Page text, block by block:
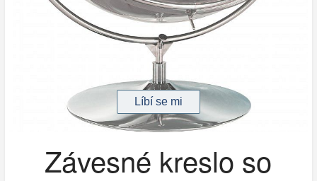
Závesné kreslo so